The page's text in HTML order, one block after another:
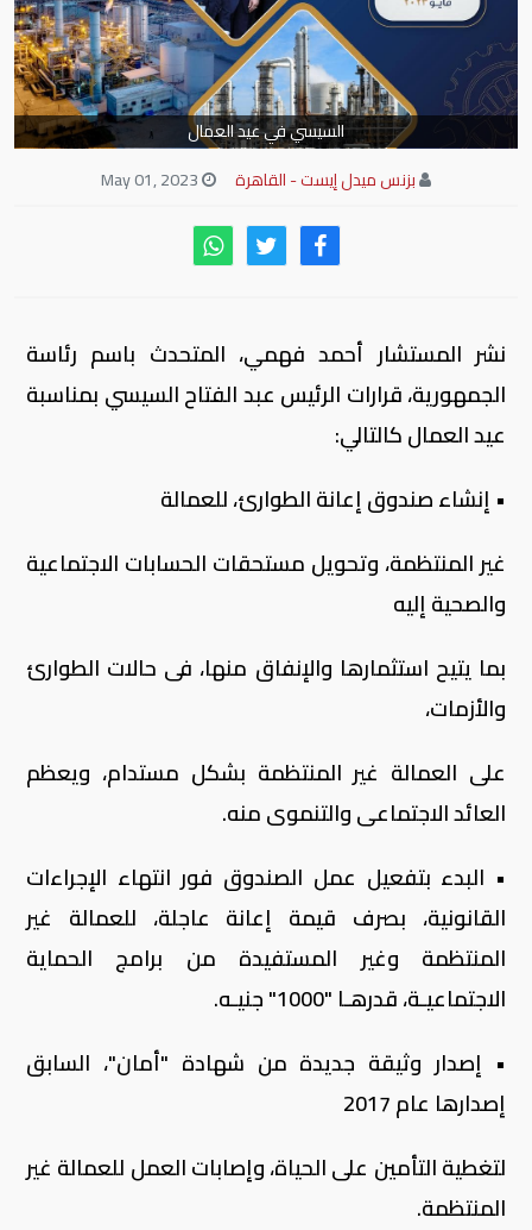
السيسي في عيد العمال
بزنس ميدل إيست - القاهرة
نشر المستشار أحمد فهمي، المتحدث باسم رئاسة
الجمهورية، قرارات الرئيس عبد الفتاح السيسي بمناسبة
عيد العمال كالتالي:
• إنشاء صندوق إعانة الطوارئ، للعمالة
غير المنتظمة، وتحويل مستحقات الحسابات الاجتماعية
والصحية إليه
بما يتيح استثمارها والإنفاق منها، فى حالات الطوارئ
والأزمات،
على العمالة غير المنتظمة بشكل مستدام، ويعظم
العائد الاجتماعى والتنموى منه.
• البدء بتفعيل عمل الصندوق فور انتهاء الإجراءات
القانونية، بصرف قيمة إعانة عاجلة، للعمالة غير
المنتظمة وغير المستفيدة من برامج الحماية
الاجتماعيـة، قدرهـا "1000" جنيـه.
• إصدار وثيقة جديدة من شهادة "أمان"، السابق
إصدارها عام 2017
لتغطية التأمين على الحياة، وإصابات العمل للعمالة غير
المنتظمة.